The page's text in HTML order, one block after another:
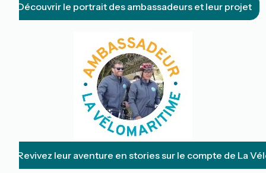
Découvrir le portrait des ambassadeurs et leur projet
Revivez leur aventure en stories sur le compte de La